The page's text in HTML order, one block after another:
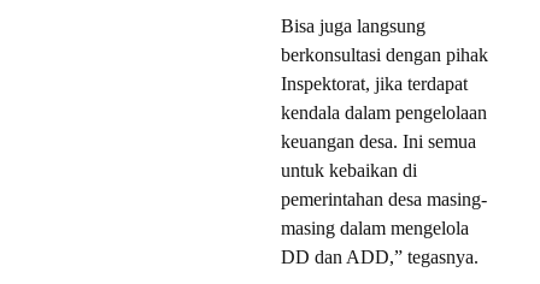
Bisa juga langsung
berkonsultasi dengan pihak
Inspektorat, jika terdapat
kendala dalam pengelolaan
keuangan desa. Ini semua
untuk kebaikan di
pemerintahan desa masing-
masing dalam mengelola
DD dan ADD,” tegasnya.